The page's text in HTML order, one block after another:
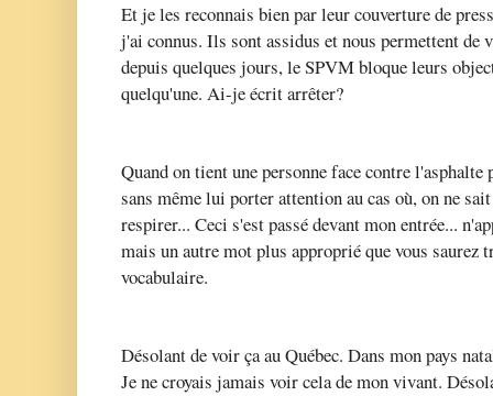
Et je les reconnais bien par leur couverture de
j'ai connus. Ils sont assidus et nous permettent de
depuis quelques jours, le SPVM bloque leurs
quelqu'une. Ai-je écrit arrêter?
Quand on tient une personne face contre
sans même lui porter attention au cas où, on ne
respirer... Ceci s'est passé devant mon entrée...
mais un autre mot plus approprié que vous saurez
vocabulaire.
Désolant de voir ça au Québec. Dans mon pays
Je ne croyais jamais voir cela de mon vivant.